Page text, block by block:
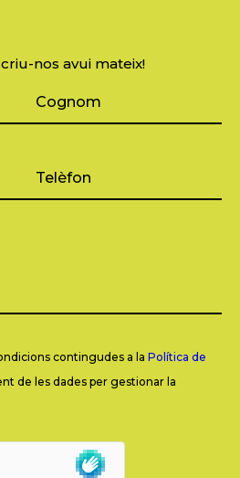
nos avui mateix!
contingudes a la Política de
de les dades per gestionar la